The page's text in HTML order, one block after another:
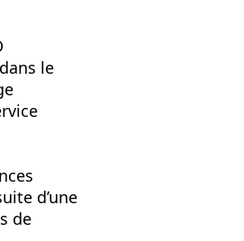
le
d’une
de